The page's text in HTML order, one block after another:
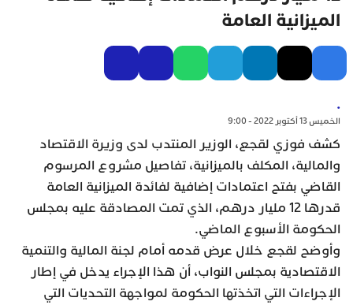
الميزانية العامة
.
الخميس 13 أكتوبر 2022 - 9:00
كشف فوزي لقجع، الوزير المنتدب لدى وزيرة الاقتصاد
والمالية، المكلف بالميزانية، تفاصيل مشروع المرسوم
القاضي بفتح اعتمادات إضافية لفائدة الميزانية العامة
قدرها 12 مليار درهم، الذي تمت المصادقة عليه بمجلس
الحكومة الأسبوع الماضي.
وأوضح لقجع خلال عرض قدمه أمام لجنة المالية والتنمية
الاقتصادية بمجلس النواب، أن هذا الإجراء يدخل في إطار
الإجراءات التي اتخذتها الحكومة لمواجهة التحديات التي